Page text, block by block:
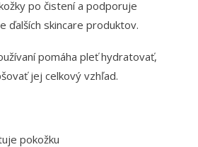
po čistení a podporuje
ďalších skincare produktov.
pomáha pleť hydratovať,
jej celkový vzhľad.
pokožku